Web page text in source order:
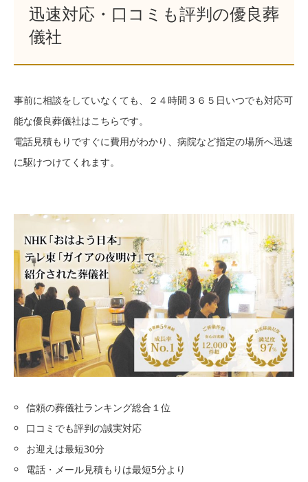
迅速対応・口コミも評判の優良葬
儀社
事前に相談をしていなくても、２４時間３６５日いつでも対応可
能な優良葬儀社はこちらです。
電話見積もりですぐに費用がわかり、病院など指定の場所へ迅速
に駆けつけてくれます。
信頼の葬儀社ランキング総合１位
口コミでも評判の誠実対応
お迎えは最短30分
電話・メール見積もりは最短5分より